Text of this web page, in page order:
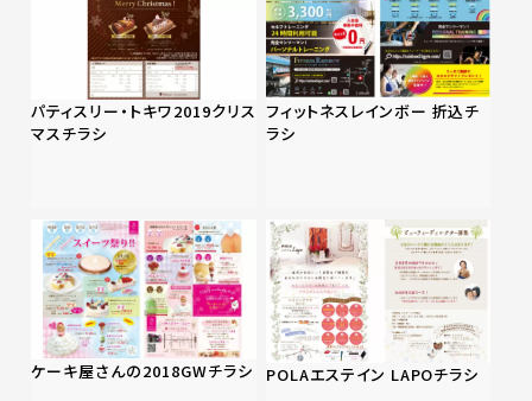
パティスリー・トキワ2019クリス
マスチラシ
フィットネスレインボー 折込チ
ラシ
ケーキ屋さんの2018GWチラシ POLAエステイン LAPOチラシ